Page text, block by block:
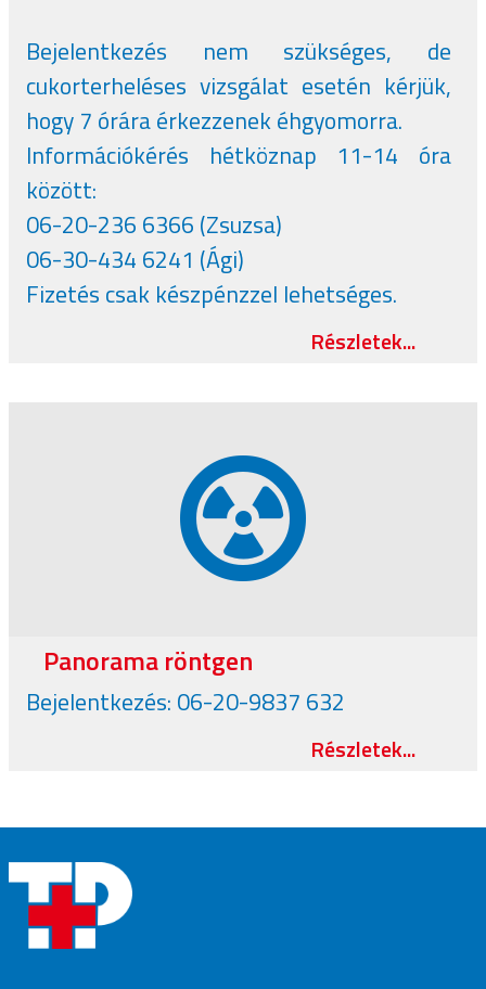
Bejelentkezés nem szükséges, de
cukorterheléses vizsgálat esetén kérjük,
hogy 7 órára érkezzenek éhgyomorra.
Információkérés hétköznap 11-14 óra
között:
06-20-236 6366 (Zsuzsa)
06-30-434 6241 (Ági)
Fizetés csak készpénzzel lehetséges.
Részletek...
Panorama röntgen
Bejelentkezés: 06-20-9837 632
Részletek...